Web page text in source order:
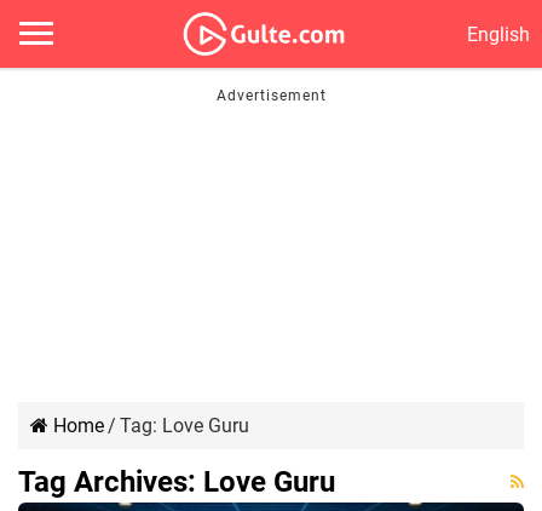
English
Home/ Tag: Love Guru
Tag Archives: Love Guru